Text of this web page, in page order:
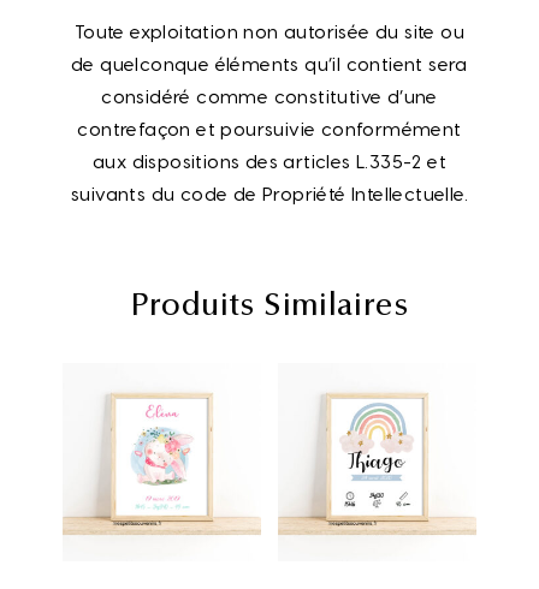
Toute exploitation non autorisée du site ou
de quelconque éléments qu’il contient sera
considéré comme constitutive d’une
contrefaçon et poursuivie conformément
aux dispositions des articles L.335-2 et
suivants du code de Propriété Intellectuelle.
Produits Similaires